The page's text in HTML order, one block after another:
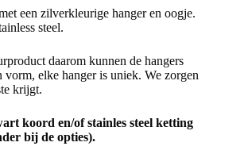
een zilverkleurige hanger en oogje.
steel.
daarom kunnen de hangers
elke hanger is uniek. We zorgen
krijgt.
koord en/of stainles steel ketting
bij de opties).